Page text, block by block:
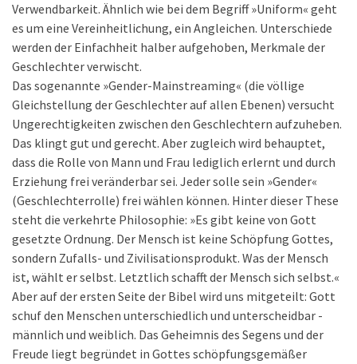
Verwendbarkeit. Ähnlich wie bei dem Begriff »Uniform« geht
es um eine Vereinheitlichung, ein Angleichen. Unterschiede
werden der Einfachheit halber aufgehoben, Merkmale der
Geschlechter verwischt.
Das sogenannte »Gender-Mainstreaming« (die völlige
Gleichstellung der Geschlechter auf allen Ebenen) versucht
Ungerechtigkeiten zwischen den Geschlechtern aufzuheben.
Das klingt gut und gerecht. Aber zugleich wird behauptet,
dass die Rolle von Mann und Frau lediglich erlernt und durch
Erziehung frei veränderbar sei. Jeder solle sein »Gender«
(Geschlechterrolle) frei wählen können. Hinter dieser These
steht die verkehrte Philosophie: »Es gibt keine von Gott
gesetzte Ordnung. Der Mensch ist keine Schöpfung Gottes,
sondern Zufalls- und Zivilisationsprodukt. Was der Mensch
ist, wählt er selbst. Letztlich schafft der Mensch sich selbst.«
Aber auf der ersten Seite der Bibel wird uns mitgeteilt: Gott
schuf den Menschen unterschiedlich und unterscheidbar -
männlich und weiblich. Das Geheimnis des Segens und der
Freude liegt begründet in Gottes schöpfungsgemäßer